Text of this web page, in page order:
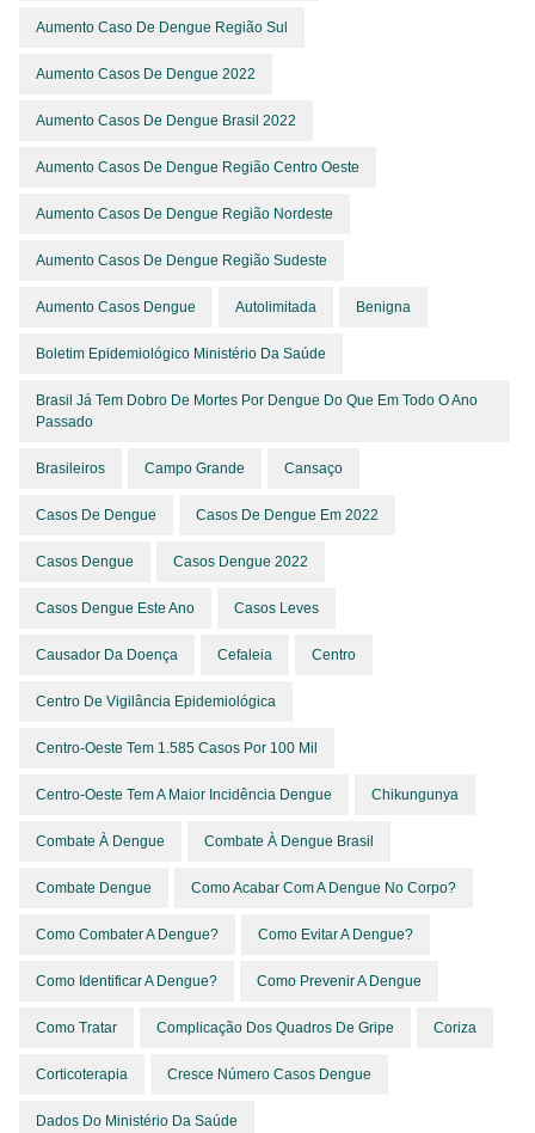
Aumento Caso De Dengue Região Sul
Aumento Casos De Dengue 2022
Aumento Casos De Dengue Brasil 2022
Aumento Casos De Dengue Região Centro Oeste
Aumento Casos De Dengue Região Nordeste
Aumento Casos De Dengue Região Sudeste
Aumento Casos Dengue Autolimitada Benigna
Boletim Epidemiológico Ministério Da Saúde
Brasil Já Tem Dobro De Mortes Por Dengue Do Que Em Todo O Ano
Passado
Brasileiros Campo Grande Cansaço
Casos De Dengue Casos De Dengue Em 2022
Casos Dengue Casos Dengue 2022
Casos Dengue Este Ano Casos Leves
Causador Da Doença Cefaleia Centro
Centro De Vigilância Epidemiológica
Centro-Oeste Tem 1.585 Casos Por 100 Mil
Centro-Oeste Tem A Maior Incidência Dengue Chikungunya
Combate À Dengue Combate À Dengue Brasil
Combate Dengue Como Acabar Com A Dengue No Corpo?
Como Combater A Dengue? Como Evitar A Dengue?
Como Identificar A Dengue? Como Prevenir A Dengue
Como Tratar Complicação Dos Quadros De Gripe Coriza
Corticoterapia Cresce Número Casos Dengue
Dados Do Ministério Da Saúde